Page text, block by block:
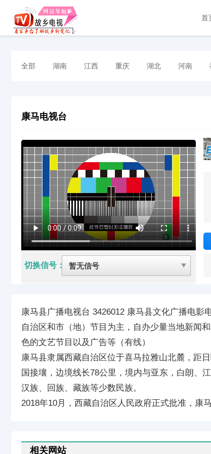
首
全部 湖南 江西 重庆 湖北 河南
康马电视台
切换信号：
康马县广播电视台 3426012 康马县文化广播电影
自治区和市（地）节目为主，自办少量当地新闻
色的文艺节目以及广告等（有线）
康马县隶属西藏自治区位于喜马拉雅山北麓，距
国接壤，边境线长78公里，境内与亚东，白朗、
汉族、回族、藏族等少数民族。
2018年10月，西藏自治区人民政府正式批准，康
相关网站